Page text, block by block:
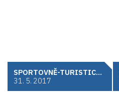
SPORTOVNĚ-TURISTICKÝ KURZ
31. 5. 2017